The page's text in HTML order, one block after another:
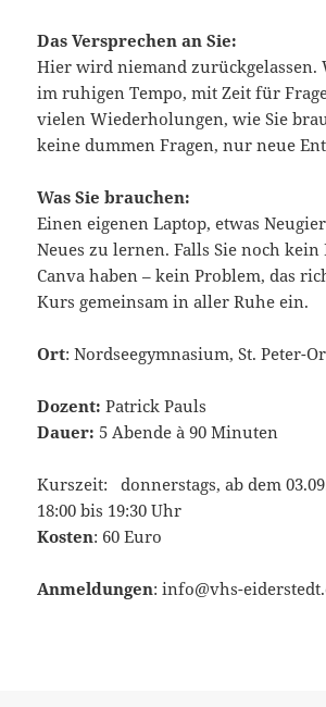
Das Versprechen an Sie:
Hier wird niemand zurückgelassen.
im ruhigen Tempo, mit Zeit für
vielen Wiederholungen, wie Sie
keine dummen Fragen, nur neue
Was Sie brauchen:
Einen eigenen Laptop, etwas
Neues zu lernen. Falls Sie noch kein
Canva haben – kein Problem, das
Kurs gemeinsam in aller Ruhe ein.
Ort: Nordseegymnasium, St. Peter-
Dozent:Patrick Pauls
Dauer: 5 Abende à 90 Minuten
Kurszeit: donnerstags, ab dem 03.09.
18:00 bis 19:30 Uhr
Kosten: 60 Euro
Anmeldungen: info@vhs-